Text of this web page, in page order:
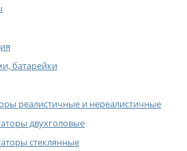
батарейки
реалистичные и нереалистичные
двухголовые
стеклянные